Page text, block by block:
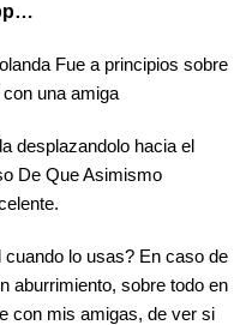
Fue a principios sobre
una amiga
desplazandolo hacia el
De Que Asimismo
lo usas? En caso de
aburrimiento, sobre todo en
con mis amigas, de ver si